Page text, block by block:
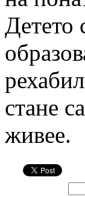
Детето
стане
живее.